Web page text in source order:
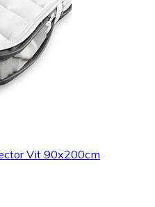
Vit 90x200cm